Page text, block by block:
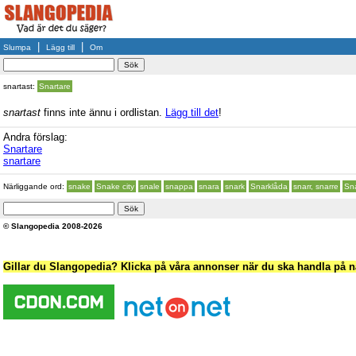
Slumpa Lägg till Om
snartast: Snartare
snartast finns inte ännu i ordlistan. Lägg till det!
Andra förslag:
Snartare
snartare
Närliggande ord: snake Snake city snale snappa snara snark Snarklåda snarr, snarre
© Slangopedia 2008-2026
Gillar du Slangopedia? Klicka på våra annonser när du ska handla på